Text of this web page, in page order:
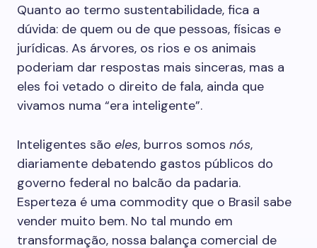
Quanto ao termo sustentabilidade, fica a
dúvida: de quem ou de que pessoas, físicas e
jurídicas. As árvores, os rios e os animais
poderiam dar respostas mais sinceras, mas a
eles foi vetado o direito de fala, ainda que
vivamos numa “era inteligente”.
Inteligentes são eles, burros somos nós,
diariamente debatendo gastos públicos do
governo federal no balcão da padaria.
Esperteza é uma commodity que o Brasil sabe
vender muito bem. No tal mundo em
transformação, nossa balança comercial de